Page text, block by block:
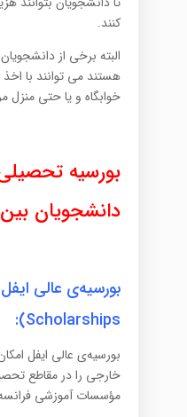
کنند.
البته برخی از
هستند می توانند با
خوابگاه و یا حتی منزل
بورسیه
دانشجویان
Scholarships):
بورسیه‌ی عالی ایفل
مؤسسات آموزشی